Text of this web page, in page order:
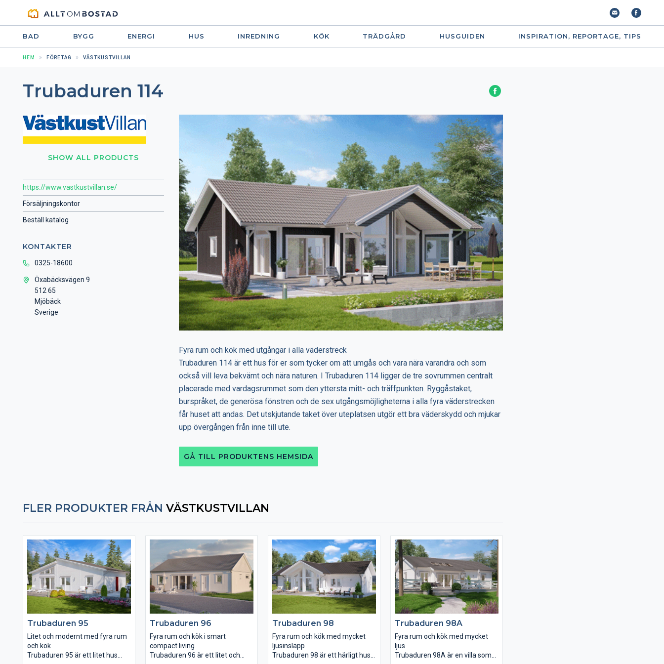
BAD BYGG ENERGI HUS INREDNING KÖK TRÄDGÅRD HUSGUIDEN INSPIRATION, REPORTAGE, TIPS
HEM FÖRETAG VÄSTKUSTVILLAN
Trubaduren 114
SHOW ALL PRODUCTS
https://www.vastkustvillan.se/
Försäljningskontor
Beställ katalog
KONTAKTER
0325-18600
Öxabäcksvägen 9
512 65
Mjöbäck
Sverige
Fyra rum och kök med utgångar i alla väderstreck
Trubaduren 114 är ett hus för er som tycker om att umgås och vara nära varandra och som
också vill leva bekvämt och nära naturen. I Trubaduren 114 ligger de tre sovrummen centralt
placerade med vardagsrummet som den yttersta mitt- och träffpunkten. Ryggåstaket,
burspråket, de generösa fönstren och de sex utgångsmöjligheterna i alla fyra väderstrecken
får huset att andas. Det utskjutande taket över uteplatsen utgör ett bra väderskydd och mjukar
upp övergången från inne till ute.
GÅ TILL PRODUKTENS HEMSIDA
FLER PRODUKTER FRÅN VÄSTKUSTVILLAN
Trubaduren 95
Litet och modernt med fyra rum
och kök
Trubaduren 95 är ett litet hus
Trubaduren 96
Fyra rum och kök i smart
compact living
Trubaduren 96 är ett litet och
Trubaduren 98
Fyra rum och kök med mycket
ljusinsläpp
Trubaduren 98 är ett härligt hus
Trubaduren 98A
Fyra rum och kök med mycket
ljus
Trubaduren 98A är en villa som